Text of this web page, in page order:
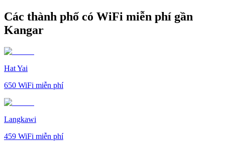
Các thành phố có WiFi miễn phí gần
Kangar
Hat Yai
650 WiFi miễn phí
Langkawi
459 WiFi miễn phí